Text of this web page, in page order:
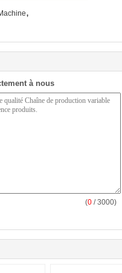
,
à nous
(0 / 3000)